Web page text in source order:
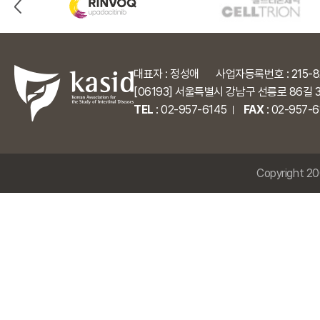
대표자 : 정성애
사업자등록번호 :
[06193] 서울특별시 강남구 선릉로 86길
TEL :02-957-6145 FAX: 02-957-
Copyright